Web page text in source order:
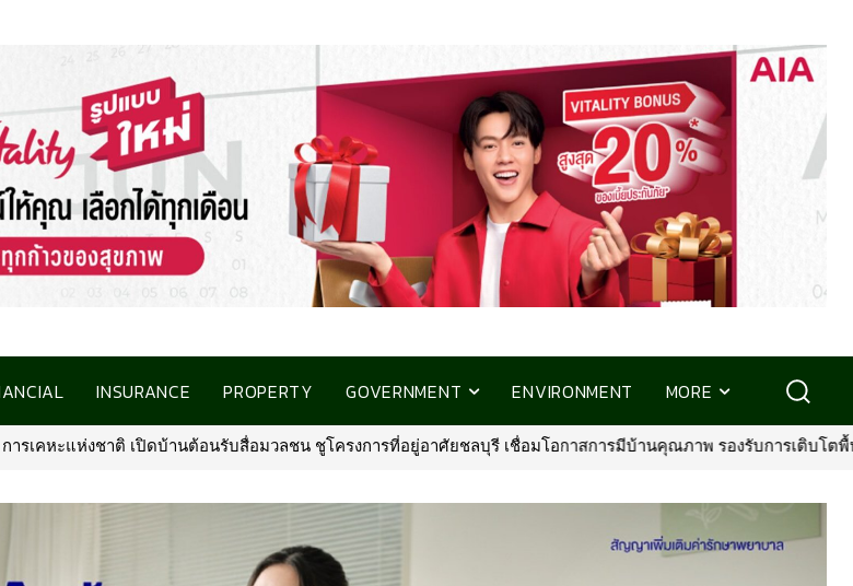
INSURANCE PROPERTY GOVERNMENT ENVIRONMENT MORE
ที่อยู่อาศัยชลบุรี เชื่อมโอกาสการมีบ้านคุณภาพ รองรับการเติบโตพื้นที่ EEC•พรูเด็นเชียล ประเทศไทย จับมือ มิชลิน